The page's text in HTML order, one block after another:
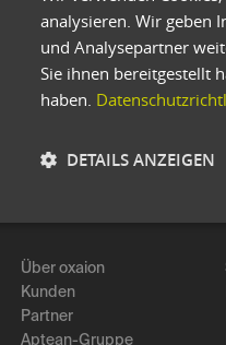
(= Trennung
Client) ist oxaion in hohem
als auch in
Während bei kleineren
sind, können bei
Über oxaion
Kunden
Partner
Aptean-Gruppe
analysieren. Wir geben
und Analysepartner
Sie ihnen bereitgestellt
haben.
DETAILS ANZEIGEN